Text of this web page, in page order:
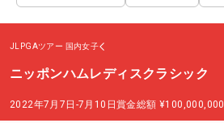
JLPGAツアー 国内女子
ニッポンハムレディスクラシック
2022年7月7日-7月10日賞金総額 ¥100,000,000